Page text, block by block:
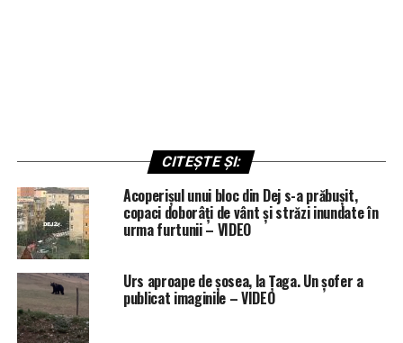
CITEȘTE ȘI:
Acoperișul unui bloc din Dej s-a prăbușit,
copaci doborâți de vânt și străzi inundate în
urma furtunii – VIDEO
Urs aproape de șosea, la Țaga. Un șofer a
publicat imaginile – VIDEO